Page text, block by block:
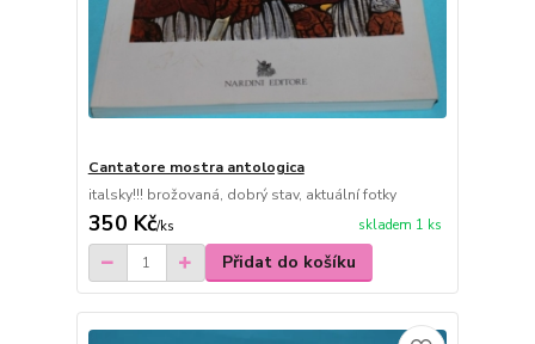
Cantatore mostra antologica
italsky!!! brožovaná, dobrý stav, aktuální fotky
350 Kč/ks skladem 1 ks
Přidat do košíku